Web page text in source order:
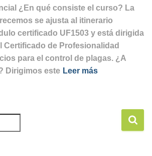
¿En qué consiste el curso? La
se ajusta al itinerario
certificado UF1503 y está dirigida
Certificado de Profesionalidad
para el control de plagas. ¿A
Dirigimos este Leer más